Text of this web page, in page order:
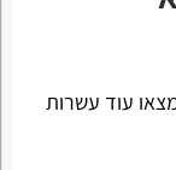
עוד עשרות